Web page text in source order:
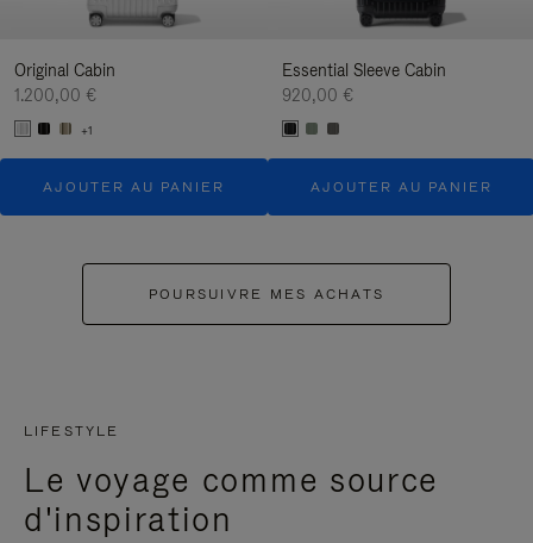
Original Cabin
1.200,00 €
+1
AJOUTER AU PANIER
Essential Sleeve Cabin
920,00 €
AJOUTER AU PANIER
POURSUIVRE MES ACHATS
LIFESTYLE
Le voyage comme source
d'inspiration